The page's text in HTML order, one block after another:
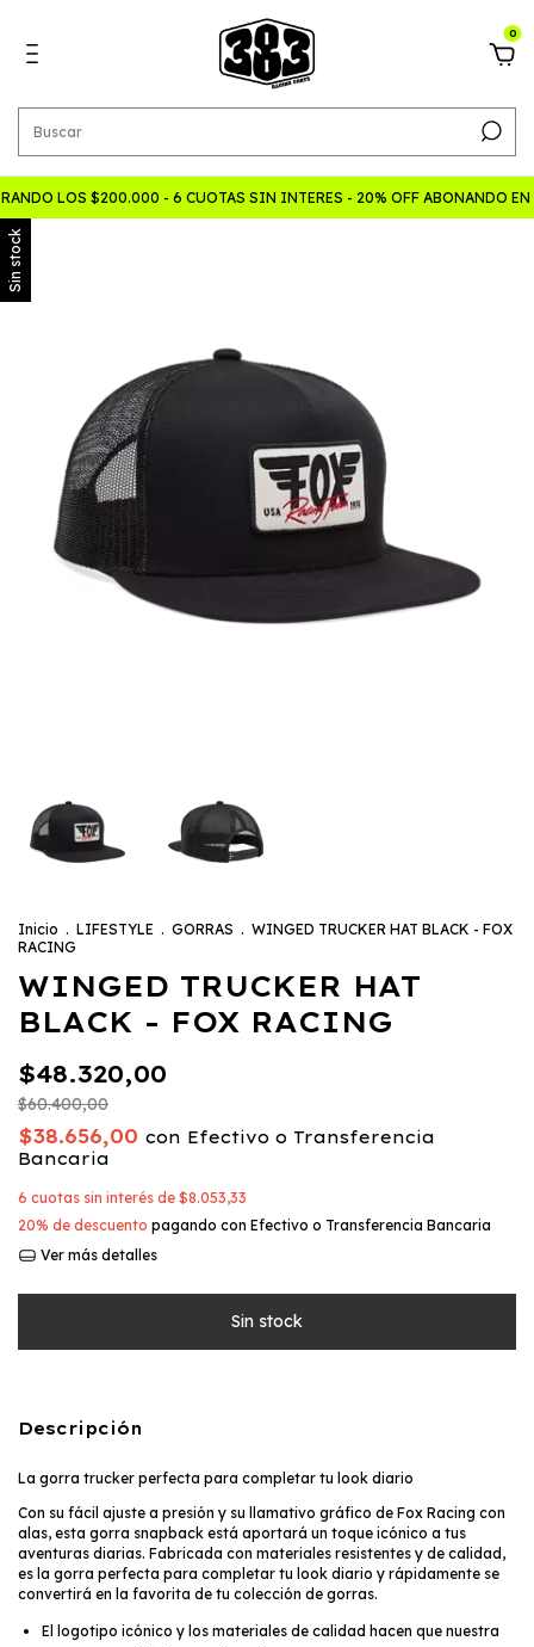
0
LOS $200.000 - 6 CUOTAS SIN INTERES - 20% OFF ABONANDO EN
Sin stock
Inicio . LIFESTYLE . GORRAS . WINGED TRUCKER HAT BLACK - FOX
RACING
WINGED TRUCKER HAT
BLACK - FOX RACING
$48.320,00
$60.400,00
$38.656,00 con Efectivo o Transferencia
Bancaria
6 cuotas sin interés de $8.053,33
20% de descuento pagando con Efectivo o Transferencia Bancaria
Ver más detalles
Descripción
La gorra trucker perfecta para completar tu look diario
Con su fácil ajuste a presión y su llamativo gráfico de Fox Racing con
alas, esta gorra snapback está aportará un toque icónico a tus
aventuras diarias. Fabricada con materiales resistentes y de calidad,
es la gorra perfecta para completar tu look diario y rápidamente se
convertirá en la favorita de tu colección de gorras.
El logotipo icónico y los materiales de calidad hacen que nuestra